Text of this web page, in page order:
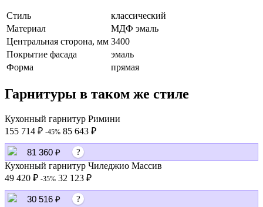
Стиль
классический
Материал
МДФ эмаль
Центральная сторона, мм 3400
Покрытие фасада
эмаль
Форма
прямая
Гарнитуры в таком же стиле
Кухонный гарнитур Римини
155 714 ₽ -45% 85 643 ₽
81 360 ₽ ?
Кухонный гарнитур Чиледжио Массив
49 420 ₽ -35% 32 123 ₽
30 516 ₽ ?